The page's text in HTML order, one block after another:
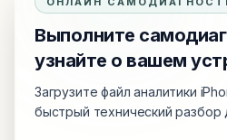
Выполните
узнайте о вашем
Загрузите файл аналитики
быстрый технический разбор